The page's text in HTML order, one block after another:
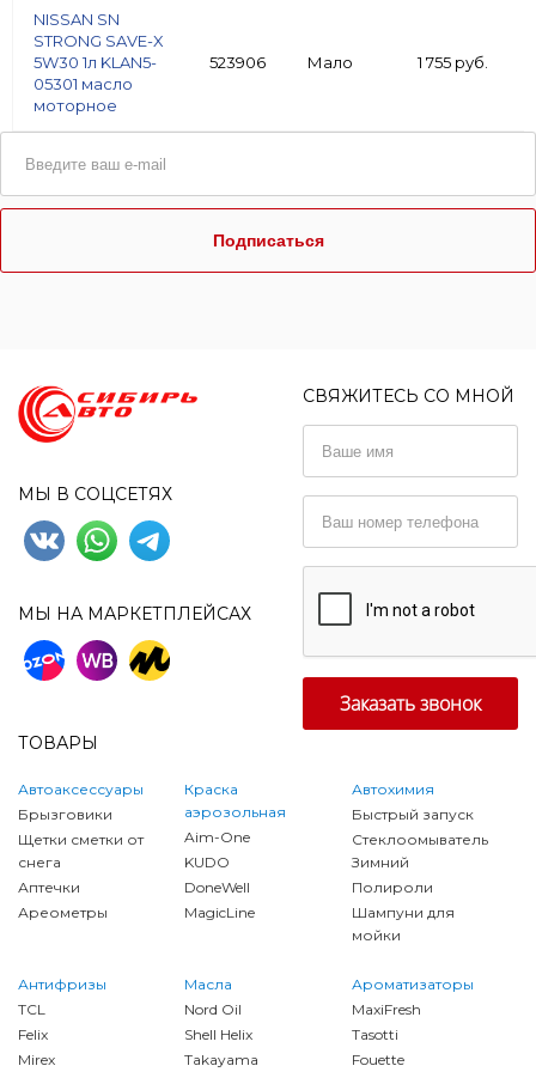
NISSAN SN
STRONG SAVE-X
5W30 1л KLAN5-
05301 масло
моторное
523906 Мало 1 755 руб.
Подписаться
МЫ В СОЦСЕТЯХ
МЫ НА МАРКЕТПЛЕЙСАХ
СВЯЖИТЕСЬ СО МНОЙ
ТОВАРЫ
Автоаксессуары
Брызговики
Щетки сметки от
снега
Аптечки
Ареометры
Краска
аэрозольная
Aim-One
KUDO
DoneWell
MagicLine
Автохимия
Быстрый запуск
Стеклоомыватель
Зимний
Полироли
Шампуни для
мойки
Антифризы
TCL
Felix
Mirex
Масла
Nord Oil
Shell Helix
Takayama
Ароматизаторы
MaxiFresh
Tasotti
Fouette